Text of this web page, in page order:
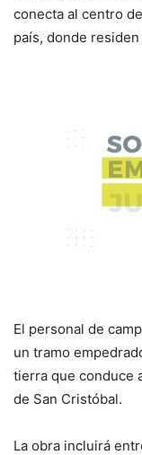
conecta al centro
país, donde
El personal de
un tramo
tierra que conduce
de San Cristóbal.
La obra incluirá